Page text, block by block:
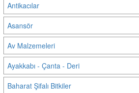
Antikacılar
Asansör
Av Malzemeleri
Ayakkabı - Çanta - Deri
Baharat Şifalı Bitkiler